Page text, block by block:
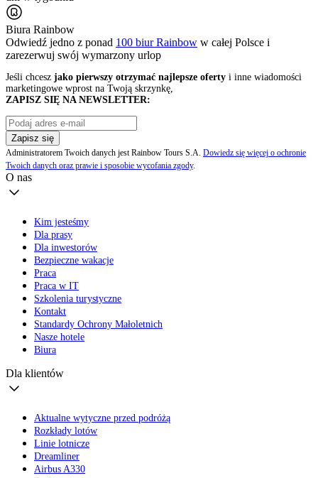
Biura Rainbow
Odwiedź jedno z ponad 100 biur Rainbow w całej Polsce i
zarezerwuj swój wymarzony urlop
Jeśli chcesz jako pierwszy otrzymać najlepsze oferty i inne wiadomości
marketingowe wprost na Twoją skrzynkę,
ZAPISZ SIĘ NA NEWSLETTER:
Zapisz się
Administratorem Twoich danych jest Rainbow Tours S.A. Dowiedz się więcej o ochronie
Twoich danych oraz prawie i sposobie wycofania zgody.
O nas
Kim jesteśmy
Dla prasy
Dla inwestorów
Bezpieczne wakacje
Praca
Praca w IT
Szkolenia turystyczne
Kontakt
Standardy Ochrony Małoletnich
Nasze hotele
Biura
Dla klientów
Aktualne wytyczne przed podróżą
Rozkłady lotów
Linie lotnicze
Dreamliner
Airbus A330